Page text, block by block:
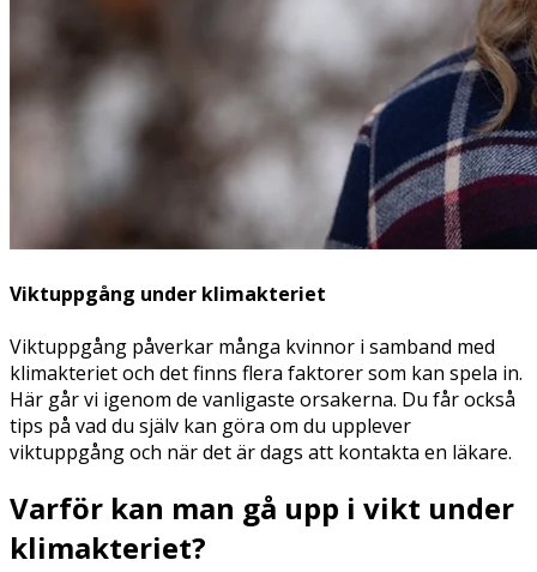
Viktuppgång under klimakteriet
Viktuppgång påverkar många kvinnor i samband med
klimakteriet och det finns flera faktorer som kan spela in.
Här går vi igenom de vanligaste orsakerna. Du får också
tips på vad du själv kan göra om du upplever
viktuppgång och när det är dags att kontakta en läkare.
Varför kan man gå upp i vikt under
klimakteriet?